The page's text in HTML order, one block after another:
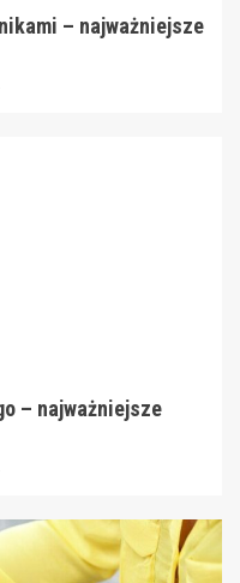
– najważniejsze
– najważniejsze